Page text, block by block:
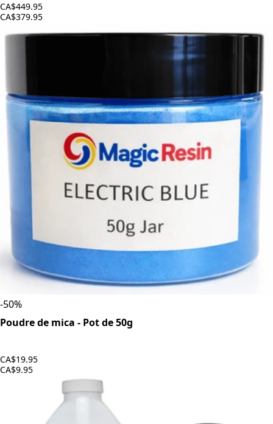
CA$449.95
CA$379.95
-50%
Poudre de mica - Pot de 50g
CA$19.95
CA$9.95